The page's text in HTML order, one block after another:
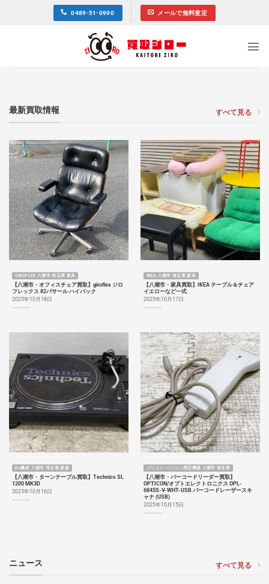
0489-51-0990 メールで無料査定
最新買取情報 すべて見る
GIROFLEX 八潮市 埼玉県 家具
【八潮市・オフィスチェア買取】giroflex ジロ
フレックス 82パサール ハイバック
2025年10月18日
IKEA 八潮市 埼玉県 家具
【八潮市・家具買取】IKEA テーブル＆チェア
イエローなど一式
2025年10月17日
DJ機材 八潮市 埼玉県 楽器
【八潮市・ターンテーブル買取】Technics SL
1200 MK3D
2025年10月16日
パソコン パソコン周辺機器 八潮市 埼玉県
【八潮市・バーコードリーダー買取】
OPTICON/オプトエレクトロニクス OPL-
6845S-V-WHT-USB バーコードレーザースキ
ャナ (USB)
2025年10月15日
ニュース すべて見る